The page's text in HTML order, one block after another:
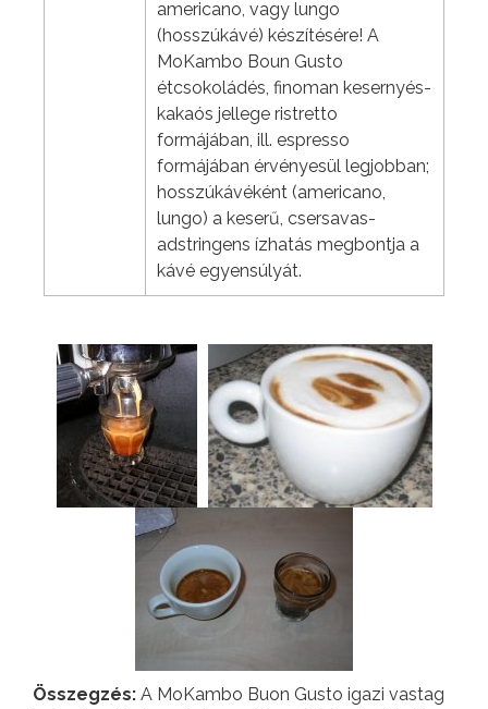
americano, vagy lungo
(hosszúkávé) készítésére! A
MoKambo Boun Gusto
étcsokoládés, finoman kesernyés-
kakaós jellege ristretto
formájában, ill. espresso
formájában érvényesül legjobban;
hosszúkávéként (americano,
lungo) a keserű, csersavas-
adstringens ízhatás megbontja a
kávé egyensúlyát.
Összegzés: A MoKambo Buon Gusto igazi vastag